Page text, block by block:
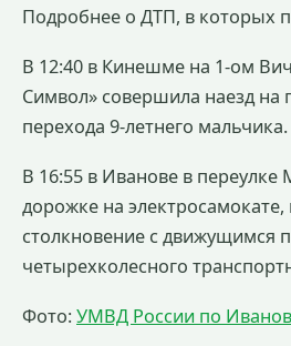
Подробнее о ДТП, в которых
В 12:40 в Кинешме на 1-ом
Символ» совершила наезд
перехода 9-летнего мальчика.
В 16:55 в Иванове в
дорожке на
столкновение с движущимся
четырехколесного
Фото: УМВД России по